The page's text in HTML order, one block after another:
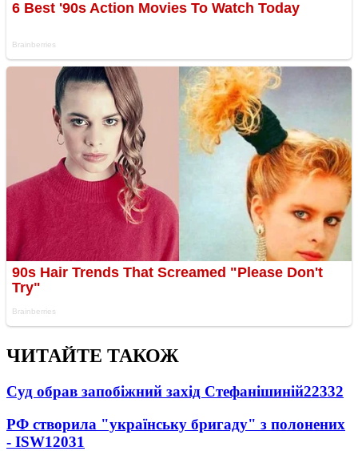
ЧИТАЙТЕ ТАКОЖ
Суд обрав запобіжний захід Стефанішиній22332
РФ створила "українську бригаду" з полонених
- ISW12031